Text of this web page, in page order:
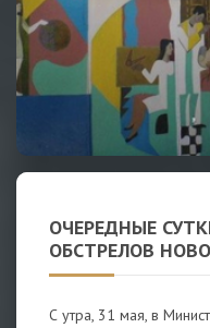
ОЧЕРЕДНЫЕ
ОБСТРЕЛОВ
С утра, 31 мая, в